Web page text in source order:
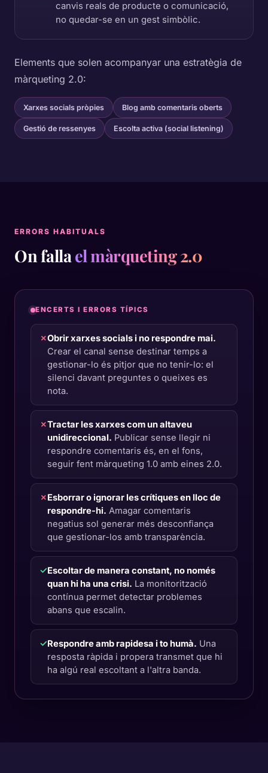
canvis reals de producte o comunicació,
no quedar-se en un gest simbòlic.
Elements que solen acompanyar una estratègia de
màrqueting 2.0:
Xarxes socials pròpies Blog amb comentaris oberts
Gestió de ressenyes Escolta activa (social listening)
ERRORS HABITUALS
On fallael màrqueting 2.0
ENCERTS I ERRORS TÍPICS
✗Obrir xarxes socials i no respondre mai.
Crear el canal sense destinar temps a
gestionar-lo és pitjor que no tenir-lo: el
silenci davant preguntes o queixes es
nota.
✗Tractar les xarxes com un altaveu
unidireccional. Publicar sense llegir ni
respondre comentaris és, en el fons,
seguir fent màrqueting 1.0 amb eines 2.0.
✗Esborrar o ignorar les crítiques en lloc de
respondre-hi. Amagar comentaris
negatius sol generar més desconfiança
que gestionar-los amb transparència.
✓Escoltar de manera constant, no només
quan hi ha una crisi. La monitorització
contínua permet detectar problemes
abans que escalin.
✓Respondre amb rapidesa i to humà. Una
resposta ràpida i propera transmet que hi
ha algú real escoltant a l'altra banda.